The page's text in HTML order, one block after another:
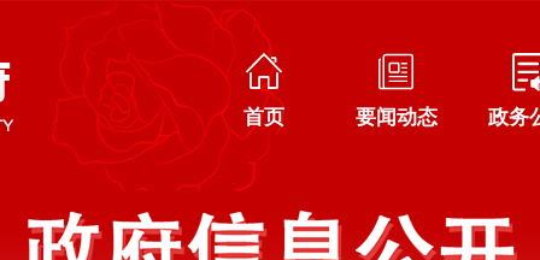
首页 要闻动态 政务